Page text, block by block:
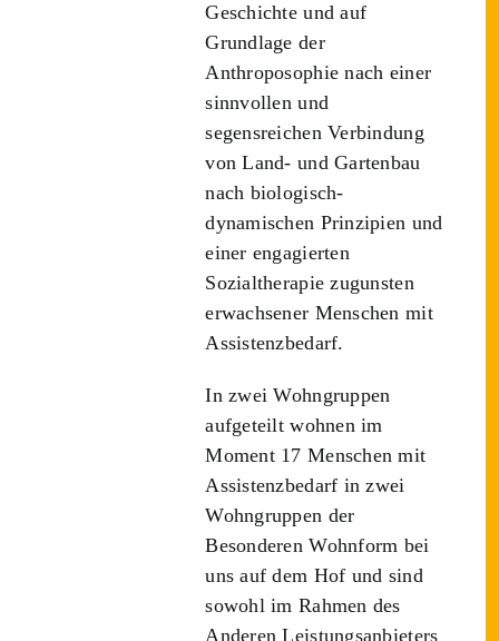
Geschichte und auf
Grundlage der
Anthroposophie nach einer
sinnvollen und
segensreichen Verbindung
von Land- und Gartenbau
nach biologisch-
dynamischen Prinzipien und
einer engagierten
Sozialtherapie zugunsten
erwachsener Menschen mit
Assistenzbedarf.
In zwei Wohngruppen
aufgeteilt wohnen im
Moment 17 Menschen mit
Assistenzbedarf in zwei
Wohngruppen der
Besonderen Wohnform bei
uns auf dem Hof und sind
sowohl im Rahmen des
Anderen Leistungsanbieters